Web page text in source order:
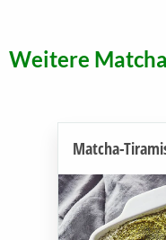
Weitere
Matcha-